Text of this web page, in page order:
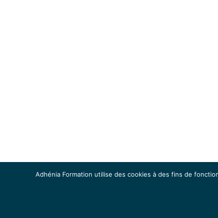
Adhénia Formation utilise des cookies à des fins de